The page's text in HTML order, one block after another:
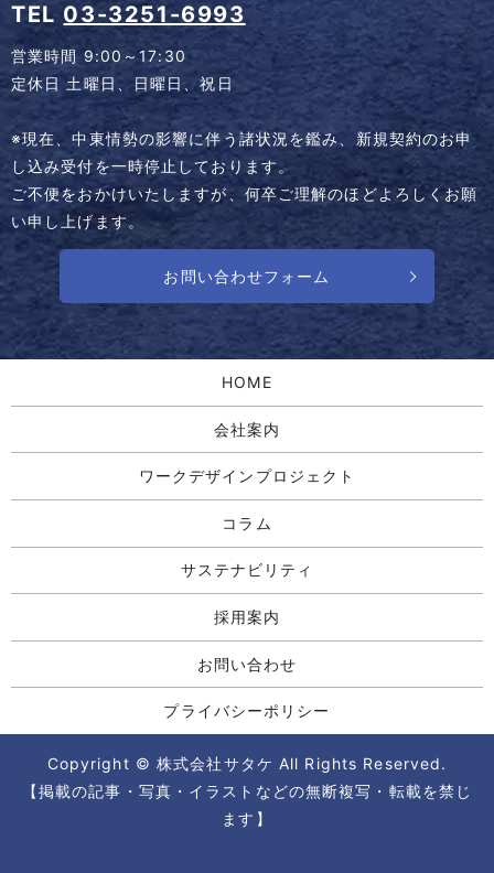
TEL 03-3251-6993
営業時間 9:00～17:30
定休日 土曜日、日曜日、祝日
※現在、中東情勢の影響に伴う諸状況を鑑み、新規契約のお申
し込み受付を一時停止しております。
ご不便をおかけいたしますが、何卒ご理解のほどよろしくお願
い申し上げます。
お問い合わせフォーム
HOME
会社案内
ワークデザインプロジェクト
コラム
サステナビリティ
採用案内
お問い合わせ
プライバシーポリシー
Copyright © 株式会社サタケ All Rights Reserved.
【掲載の記事・写真・イラストなどの無断複写・転載を禁じ
ます】